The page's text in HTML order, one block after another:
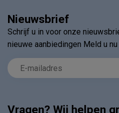
Vragen? Wij helpen
Nieuwsbrief
Schrijf u in voor onze
nieuwe aanbiedingen Meld u